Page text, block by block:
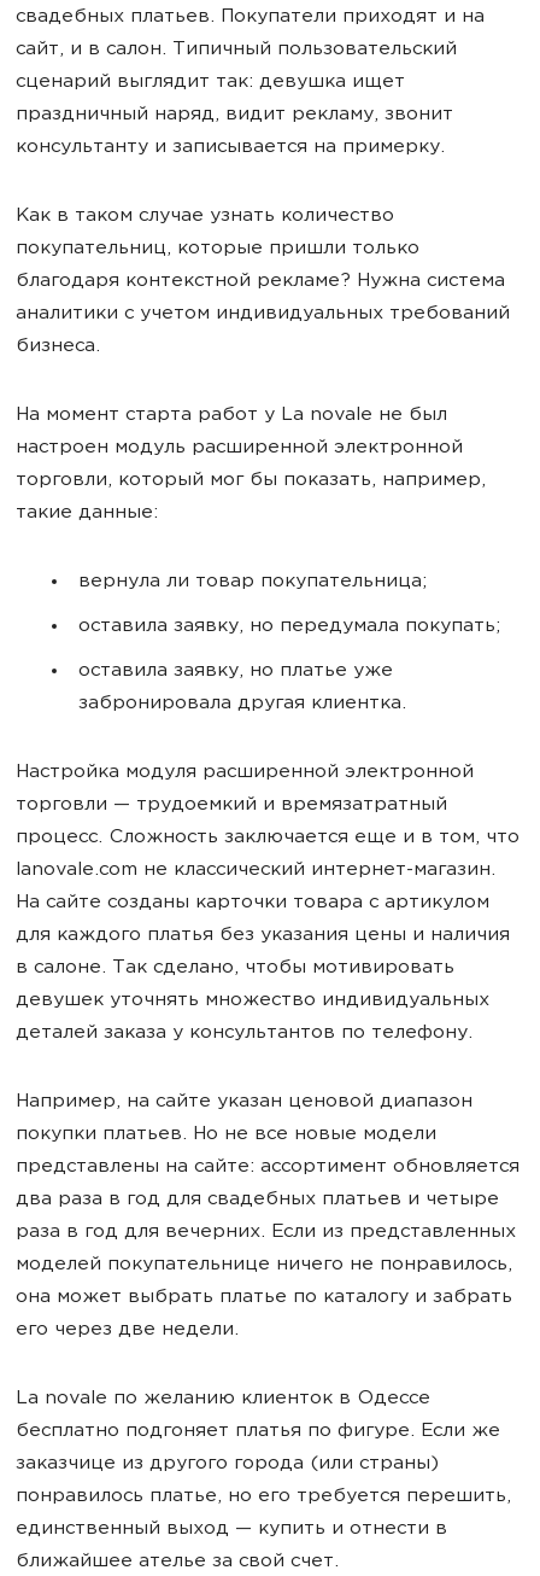
свадебных платьев. Покупатели приходят и на
сайт, и в салон. Типичный пользовательский
сценарий выглядит так: девушка ищет
праздничный наряд, видит рекламу, звонит
консультанту и записывается на примерку.
Как в таком случае узнать количество
покупательниц, которые пришли только
благодаря контекстной рекламе? Нужна система
аналитики с учетом индивидуальных требований
бизнеса.
На момент старта работ у La novale не был
настроен модуль расширенной электронной
торговли, который мог бы показать, например,
такие данные:
вернула ли товар покупательница;
оставила заявку, но передумала покупать;
оставила заявку, но платье уже
забронировала другая клиентка.
Настройка модуля расширенной электронной
торговли — трудоемкий и времязатратный
процесс. Сложность заключается еще и в том, что
lanovale.com не классический интернет-магазин.
На сайте созданы карточки товара с артикулом
для каждого платья без указания цены и наличия
в салоне. Так сделано, чтобы мотивировать
девушек уточнять множество индивидуальных
деталей заказа у консультантов по телефону.
Например, на сайте указан ценовой диапазон
покупки платьев. Но не все новые модели
представлены на сайте: ассортимент обновляется
два раза в год для свадебных платьев и четыре
раза в год для вечерних. Если из представленных
моделей покупательнице ничего не понравилось,
она может выбрать платье по каталогу и забрать
его через две недели.
La novale по желанию клиенток в Одессе
бесплатно подгоняет платья по фигуре. Если же
заказчице из другого города (или страны)
понравилось платье, но его требуется перешить,
единственный выход — купить и отнести в
ближайшее ателье за свой счет.